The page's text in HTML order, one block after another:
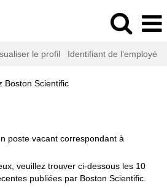
le profil Identifiant de l’employé
Boston Scientific(page
poste vacant correspondant à
veuillez trouver ci-dessous les 10
publiées par Boston Scientific.